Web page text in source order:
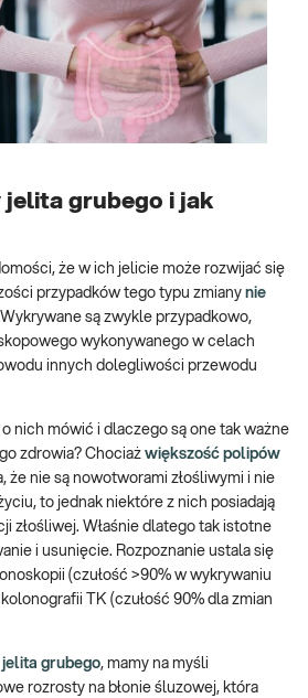
jelita grubego i jak
że w ich jelicie może rozwijać się
przypadków tego typu zmiany nie
Wykrywane są zwykle przypadkowo,
wykonywanego w celach
innych dolegliwości przewodu
nich mówić i dlaczego są one tak ważne
zdrowia? Chociaż większość polipów
że nie są nowotworami złośliwymi i nie
to jednak niektóre z nich posiadają
złośliwej. Właśnie dlatego tak istotne
i usunięcie. Rozpoznanie ustala się
(czułość >90% w wykrywaniu
TK (czułość 90% dla zmian
grubego, mamy na myśli
rozrosty na błonie śluzowej, która